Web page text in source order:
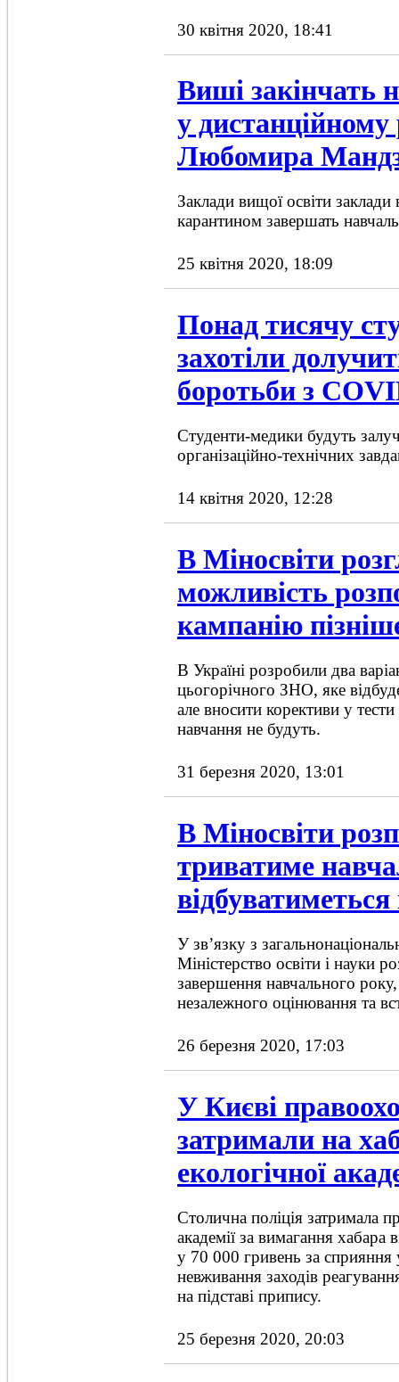
30 квітня 2020, 18:41
Виші закінчать
у
Любомира
Заклади вищої освіти заклади
карантином завершать
25 квітня 2020, 18:09
Понад тисячу
захотіли
боротьби з
Студенти-медики будуть
організаційно-технічних
14 квітня 2020, 12:28
В Міносвіти
можливість
кампанію
В Україні розробили два
цьогорічного ЗНО, яке
але вносити корективи у
навчання не будуть.
31 березня 2020, 13:01
В Міносвіти
триватиме
відбуватиметься
У зв’язку з
Міністерство освіти і науки
завершення навчального
незалежного оцінювання та
26 березня 2020, 17:03
У Києві
затримали на
екологічної
Столична поліція затримала
академії за вимагання хабара
у 70 000 гривень за сприяння
невживання заходів
на підставі припису.
25 березня 2020, 20:03